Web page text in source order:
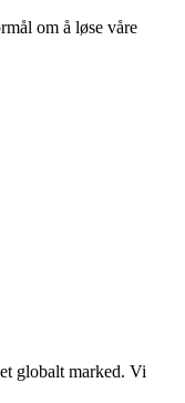
om å løse våre
globalt marked. Vi